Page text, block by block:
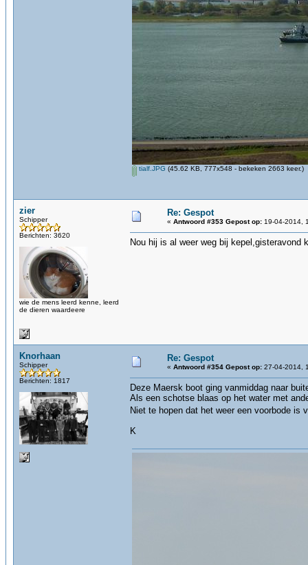
tialf.JPG (45.62 KB, 777x548 - bekeken 2663 keer.)
zier
Schipper
Berichten: 3620
wie de mens leerd kenne, leerd
de dieren waardeere
Re: Gespot
« Antwoord #353 Gepost op: 19-04-2014,
Nou hij is al weer weg bij
Knorhaan
Schipper
Berichten: 1817
Re: Gespot
« Antwoord #354 Gepost op: 27-04-2014,
Deze Maersk boot ging vanmiddag naar
Als een schotse blaas op het water met
Niet te hopen dat het weer een voorbode
K